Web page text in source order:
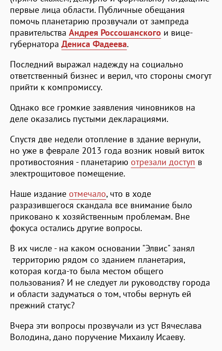
первые лица области. Публичные обещания
помочь планетарию прозвучали от зампреда
правительства Андрея Россошанского и вице-
губернатора Дениса Фадеева.
Последний выражал надежду на социально
ответственный бизнес и верил, что стороны смогут
прийти к компромиссу.
Однако все громкие заявления чиновников на
деле оказались пустыми декларациями.
Спустя две недели отопление в здание вернули,
но уже в феврале 2013 года возник новый виток
противостояния - планетарию отрезали доступ в
электрощитовое помещение.
Наше издание отмечало, что в ходе
разразившегося скандала все внимание было
приковано к хозяйственным проблемам. Вне
фокуса остались другие вопросы.
В их числе - на каком основании "Элвис" занял
территорию рядом со зданием планетария,
которая когда-то была местом общего
пользования? И не следует ли руководству города
и области задуматься о том, чтобы вернуть ей
прежний статус?
Вчера эти вопросы прозвучали из уст Вячеслава
Володина, дано поручение Михаилу Исаеву.